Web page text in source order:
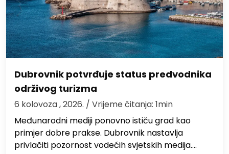
Dubrovnik potvrđuje status predvodnika
održivog turizma
6 kolovoza , 2026. / Vrijeme čitanja: 1min
Međunarodni mediji ponovno ističu grad kao
primjer dobre prakse. Dubrovnik nastavlja
privlačiti pozornost vodećih svjetskih medija.…